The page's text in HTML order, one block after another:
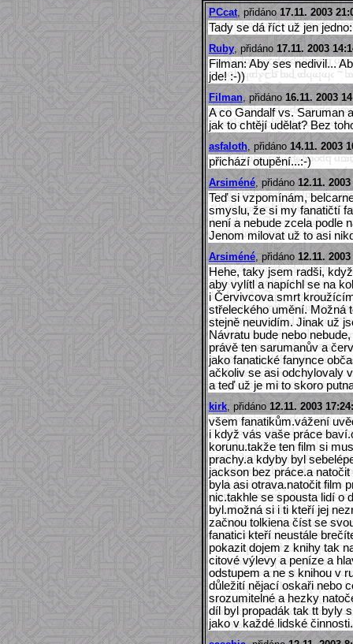
PCcat , přidáno 17.11. 2003
Tady se dá říct už jen
Ruby , přidáno 17.11. 2003
Filman: Aby ses nedivil...
jde! :-))
Filman , přidáno 16.11. 2003
A co Gandalf vs. Saruman
jak to chtějí udělat? Bez
asfaloth , přidáno 14.11. 2003
přichází otupění...:-)
Arsiméné , přidáno 12.11.
Teď si vzpomínám,
smyslu, že si my fanatičtí
není a nebude zcela podle
Jenom milovat už to asi
Arsiméné , přidáno 12.11.
Hehe, taky jsem radši,
aby vylítl a napíchl se na
i Červivcova smrt
střeleckého umění. Možná
stejně neuvidím. Jinak už
Návratu bude nebo
právě ten sarumanův a
jako fanatické fanynce
ačkoliv se asi odchylovaly
a teď už je mi to skoro
kirk , přidáno 12.11. 2003
všem fanatikům.vážení
i když vás vaše práce
korunu.takže ten film si
prachy.a kdyby byl
jackson bez práce.a
byla asi otrava.natočit film
nic.takhle se spousta lidí o
byl.možná si i ti kteří jej
začnou tolkiena číst se
fanatici kteří neustále
pokazit dojem z knihy tak
citové výlevy a peníze a
odstupem a ne s knihou v
důležití nějací oskaři nebo
srozumitelné a hezky
díl byl propadák tak tt byly
jako v každé lidské činnosti.